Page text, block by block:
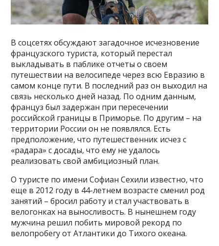
В соцсетях обсуждают загадочное исчезновение
французского туриста, который перестал
выкладывать в паблике отчеты о своем
путешествии на велосипеде через всю Евразию в
самом конце пути. В последний раз он выходил на
связь несколько дней назад. По одним данным,
француз был задержан при пересечении
российской границы в Приморье. По другим – на
территории России он не появлялся. Есть
предположение, что путешественник исчез с
«радара» с досады, что ему не удалось
реализовать свой амбициозный план.
О туристе по имени Софиан Сехили известно, что
еще в 2012 году в 44-летнем возрасте сменил род
занятий – бросил работу и стал участвовать в
велогонках на выносливость. В нынешнем году
мужчина решил побить мировой рекорд по
велопробегу от Атлантики до Тихого океана.